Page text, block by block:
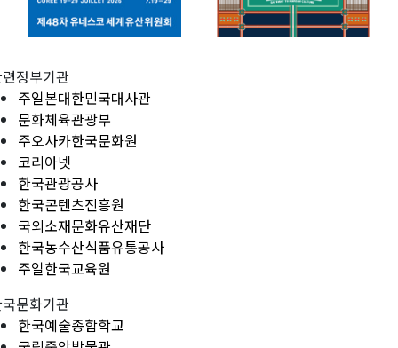
정부기관
주일본대한민국대사관
문화체육관광부
주오사카한국문화원
코리아넷
한국관광공사
한국콘텐츠진흥원
국외소재문화유산재단
한국농수산식품유통공사
주일한국교육원
문화기관
한국예술종합학교